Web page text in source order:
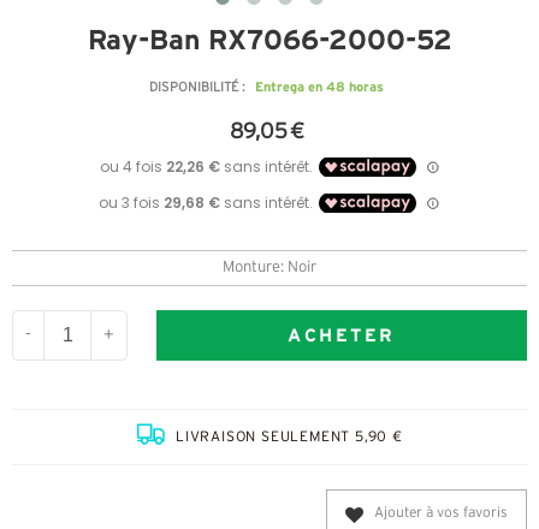
Ray-Ban RX7066-2000-52
DISPONIBILITÉ : Entrega en 48 horas
89,05 €
Monture: Noir
- + ACHETER
LIVRAISON SEULEMENT 5,90 €
Ajouter à vos favoris